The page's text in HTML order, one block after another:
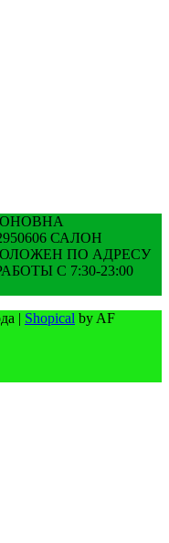
САЛОН
ПО АДРЕСУ
С 7:30-23:00
| Shopical by AF